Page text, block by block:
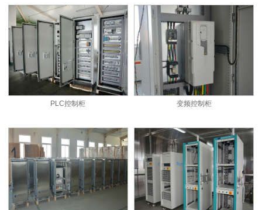
PLC控制柜 变频控制柜